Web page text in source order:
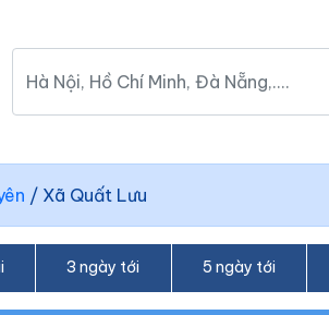
/ Xã Quất Lưu
3 ngày tới 5 ngày tới